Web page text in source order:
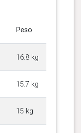
Peso
16.8 kg
15.7 kg
15 kg